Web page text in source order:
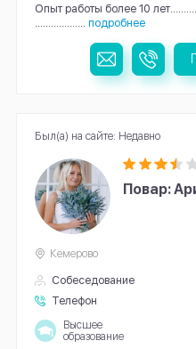
Опыт работы более 10
подробнее
Повар:
Собеседование
Телефон
Кемерово
Высшее
образование
Был(а) на сайте: Недавно